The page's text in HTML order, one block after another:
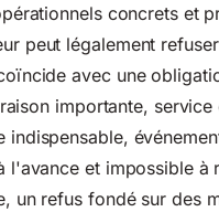
concrets et
peut légalement
avec une
importante, service
indispensable,
l'avance et impossible à
un refus fondé sur des